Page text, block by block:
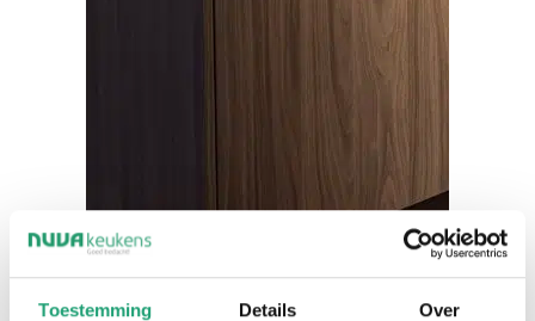
Toestemming Details Over